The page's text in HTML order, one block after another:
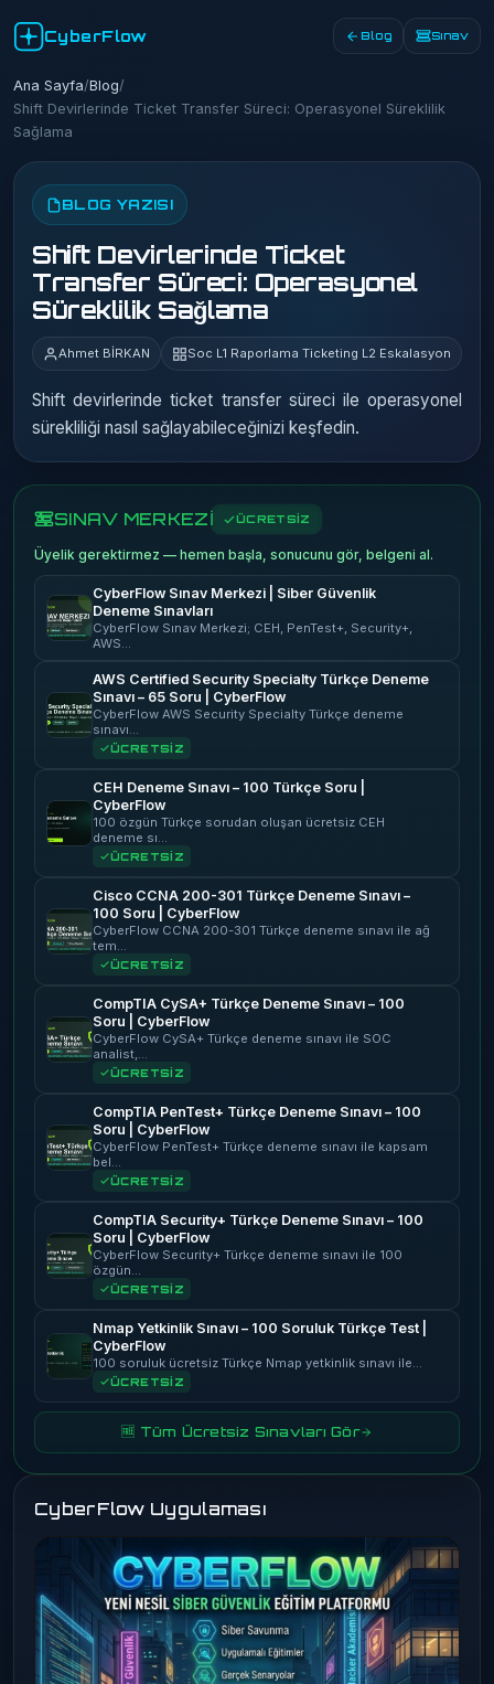
CyberFlow Blog Sınav
Ana Sayfa/Blog/
Shift Devirlerinde Ticket Transfer Süreci: Operasyonel Süreklilik
Sağlama
BLOG YAZISI
Shift Devirlerinde Ticket
Transfer Süreci: Operasyonel
Süreklilik Sağlama
Ahmet BİRKAN Soc L1 Raporlama Ticketing L2 Eskalasyon
Shift devirlerinde ticket transfer süreci ile operasyonel
sürekliliği nasıl sağlayabileceğinizi keşfedin.
SINAV MERKEZİ ÜCRETSİZ
Üyelik gerektirmez — hemen başla, sonucunu gör, belgeni al.
CyberFlow Sınav Merkezi | Siber Güvenlik
Deneme Sınavları
CyberFlow Sınav Merkezi; CEH, PenTest+, Security+,
AWS…
AWS Certified Security Specialty Türkçe Deneme
Sınavı – 65 Soru | CyberFlow
CyberFlow AWS Security Specialty Türkçe deneme
sınavı…
ÜCRETSİZ
CEH Deneme Sınavı – 100 Türkçe Soru |
CyberFlow
100 özgün Türkçe sorudan oluşan ücretsiz CEH
deneme sı…
ÜCRETSİZ
Cisco CCNA 200-301 Türkçe Deneme Sınavı –
100 Soru | CyberFlow
CyberFlow CCNA 200-301 Türkçe deneme sınavı ile ağ
tem…
ÜCRETSİZ
CompTIA CySA+ Türkçe Deneme Sınavı – 100
Soru | CyberFlow
CyberFlow CySA+ Türkçe deneme sınavı ile SOC
analist,…
ÜCRETSİZ
CompTIA PenTest+ Türkçe Deneme Sınavı – 100
Soru | CyberFlow
CyberFlow PenTest+ Türkçe deneme sınavı ile kapsam
bel…
ÜCRETSİZ
CompTIA Security+ Türkçe Deneme Sınavı – 100
Soru | CyberFlow
CyberFlow Security+ Türkçe deneme sınavı ile 100
özgün…
ÜCRETSİZ
Nmap Yetkinlik Sınavı – 100 Soruluk Türkçe Test |
CyberFlow
100 soruluk ücretsiz Türkçe Nmap yetkinlik sınavı ile…
ÜCRETSİZ
🆓 Tüm Ücretsiz Sınavları Gör
CyberFlow Uygulaması